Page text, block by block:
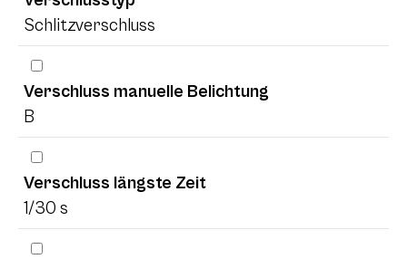
Schlitzverschluss
Verschluss manuelle Belichtung
B
Verschluss längste Zeit
1/30 s